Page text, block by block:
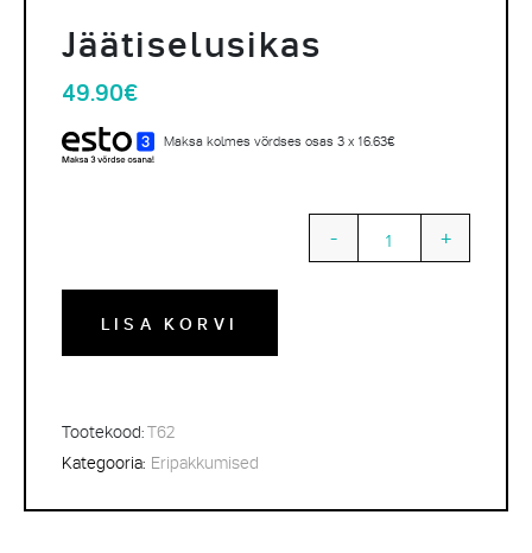
Jäätiselusikas
49.90€
Maksa kolmes võrdses osas 3 x 16.63€
Quantity
- +
LISA KORVI
Tootekood:T62
Kategooria: Eripakkumised